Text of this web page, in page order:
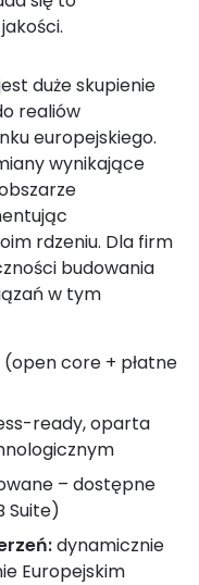
duże skupienie
realiów
europejskiego.
wynikające
rdzeniu. Dla firm
budowania
w tym
core + płatne
ready, oparta
– dostępne
Suite)
dynamicznie
Europejskim